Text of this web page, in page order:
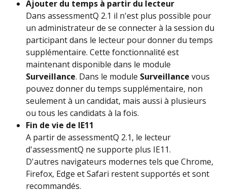
Ajouter du temps à partir du lecteur
Dans assessmentQ 2.1 il n'est plus possible pour
un administrateur de se connecter à la session du
participant dans le lecteur pour donner du temps
supplémentaire. Cette fonctionnalité est
maintenant disponible dans le module
Surveillance. Dans le module Surveillance vous
pouvez donner du temps supplémentaire, non
seulement à un candidat, mais aussi à plusieurs
ou tous les candidats à la fois.
Fin de vie de IE11
A partir de assessmentQ 2.1, le lecteur
d'assessmentQ ne supporte plus IE11.
D'autres navigateurs modernes tels que Chrome,
Firefox, Edge et Safari restent supportés et sont
recommandés.